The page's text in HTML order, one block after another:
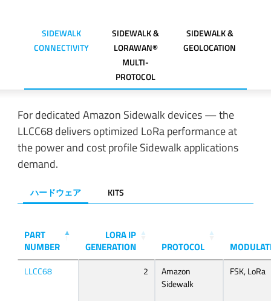
SIDEWALK
CONNECTIVITY
SIDEWALK &
LORAWAN®
MULTI-
PROTOCOL
SIDEWALK &
GEOLOCATION
For dedicated Amazon Sidewalk devices — the
LLCC68 delivers optimized LoRa performance at
the power and cost profile Sidewalk applications
demand.
ハードウェア KITS
PART
NUMBER
LORA IP
GENERATION
PROTOCOL
LLCC68 2
Amazon
Sidewalk
FSK, LoRa